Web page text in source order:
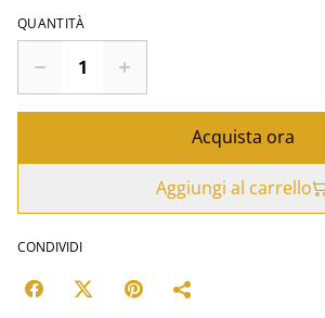
QUANTITÀ
Acquista ora
Aggiungi al carrello
CONDIVIDI